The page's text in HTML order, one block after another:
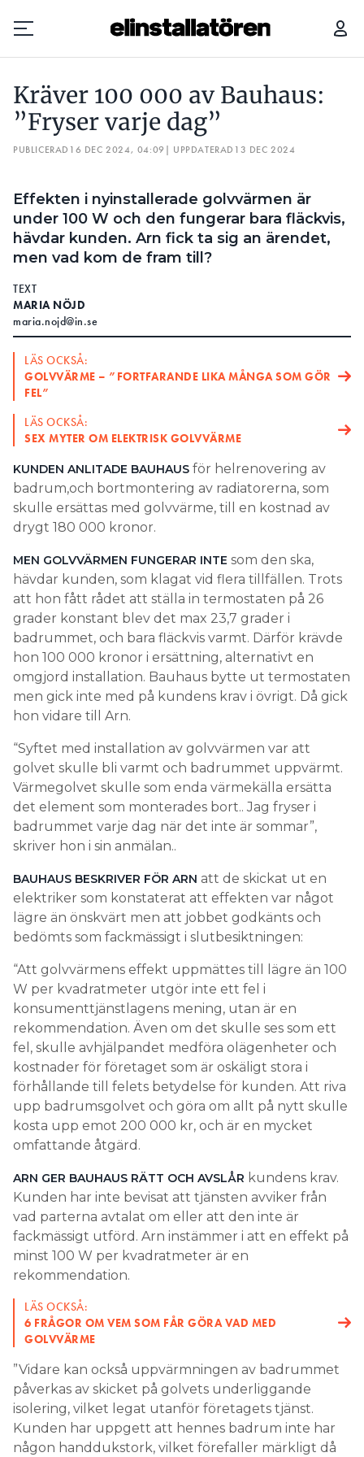
Prenumerera
Hantera prenumeration
Lediga jobb
Annonsera
Läs E-tidningen
Om tidningen
Kontakt
Personuppgifter
Search for:
Kräver 100 000 av Bauhaus:
”Fryser varje dag”
PUBLICERAD 16 DEC 2024, 04:09 | UPPDATERAD 13 DEC 2024
Effekten i nyinstallerade golvvärmen är
under 100 W och den fungerar bara fläckvis,
hävdar kunden. Arn fick ta sig an ärendet,
men vad kom de fram till?
TEXT
MARIA NÖJD
maria.nojd@in.se
LÄS OCKSÅ:
GOLVVÄRME – ”FORTFARANDE LIKA MÅNGA SOM GÖR
FEL”
LÄS OCKSÅ:
SEX MYTER OM ELEKTRISK GOLVVÄRME
KUNDEN ANLITADE BAUHAUS för helrenovering av
badrum,och bortmontering av radiatorerna, som
skulle ersättas med golvvärme, till en kostnad av
drygt 180 000 kronor.
MEN GOLVVÄRMEN FUNGERAR INTE som den ska,
hävdar kunden, som klagat vid flera tillfällen. Trots
att hon fått rådet att ställa in termostaten på 26
grader konstant blev det max 23,7 grader i
badrummet, och bara fläckvis varmt. Därför krävde
hon 100 000 kronor i ersättning, alternativt en
omgjord installation. Bauhaus bytte ut termostaten
men gick inte med på kundens krav i övrigt. Då gick
hon vidare till Arn.
“Syftet med installation av golvvärmen var att
golvet skulle bli varmt och badrummet uppvärmt.
Värmegolvet skulle som enda värmekälla ersätta
det element som monterades bort.. Jag fryser i
badrummet varje dag när det inte är sommar”,
skriver hon i sin anmälan..
BAUHAUS BESKRIVER FÖR ARN att de skickat ut en
elektriker som konstaterat att effekten var något
lägre än önskvärt men att jobbet godkänts och
bedömts som fackmässigt i slutbesiktningen:
“Att golvvärmens effekt uppmättes till lägre än 100
W per kvadratmeter utgör inte ett fel i
konsumenttjänstlagens mening, utan är en
rekommendation. Även om det skulle ses som ett
fel, skulle avhjälpandet medföra olägenheter och
kostnader för företaget som är oskäligt stora i
förhållande till felets betydelse för kunden. Att riva
upp badrumsgolvet och göra om allt på nytt skulle
kosta upp emot 200 000 kr, och är en mycket
omfattande åtgärd.
ARN GER BAUHAUS RÄTT OCH AVSLÅR kundens krav.
Kunden har inte bevisat att tjänsten avviker från
vad parterna avtalat om eller att den inte är
fackmässigt utförd. Arn instämmer i att en effekt på
minst 100 W per kvadratmeter är en
rekommendation.
LÄS OCKSÅ:
6 FRÅGOR OM VEM SOM FÅR GÖRA VAD MED
GOLVVÄRME
”Vidare kan också uppvärmningen av badrummet
påverkas av skicket på golvets underliggande
isolering, vilket legat utanför företagets tjänst.
Kunden har uppgett att hennes badrum inte har
någon handdukstork, vilket förefaller märkligt då